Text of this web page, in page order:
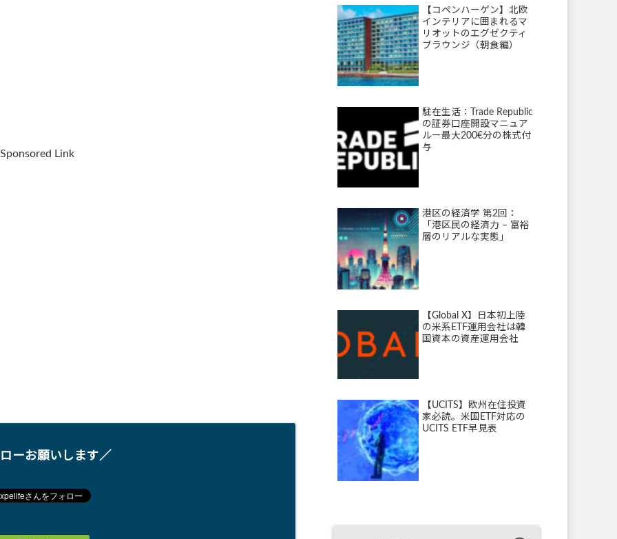
Sponsored Link
ーお願いします／
【コペンハーゲン】北欧
インテリアに囲まれるマ
リオットのエグゼクティ
ブラウンジ（朝食編）
駐在生活：Trade Republic
の証券口座開設マニュア
ルー最大200€分の株式付
与
港区の経済学 第2回：
「港区民の経済力 – 富裕
層のリアルな実態」
【Global X】日本初上陸
の米系ETF運用会社は韓
国資本の資産運用会社
【UCITS】欧州在住投資
家必読。米国ETF対応の
UCITS ETF早見表